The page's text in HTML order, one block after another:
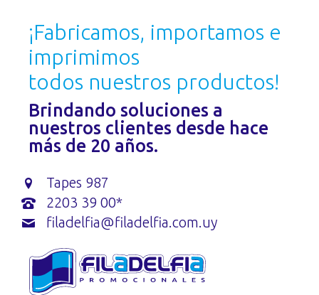
¡Fabricamos, importamos e
imprimimos
todos nuestros productos!
Brindando soluciones a
nuestros clientes desde hace
más de 20 años.
Tapes 987
2203 39 00*
filadelfia@filadelfia.com.uy